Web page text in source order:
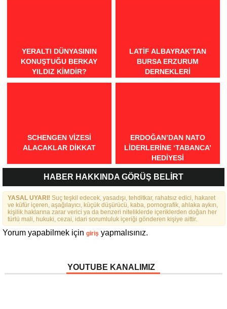
YERALTI DÜNYASININ
KONUŞTUĞU BERKAY
YILDIZ KIMDIR?
LATIF ALBAYRAK’TAN
BURSA ERZURUM
DERNEKLERI
FEDERASYONU İÇIN 25
ÇIKTIK”
SCHENGEN VİZESİ
ALACAKLAR DİKKAT
ERDOĞAN’DAN NATO
LIDERLERINE ‘TABANCA’
HEDIYESI
HABER HAKKINDA GÖRÜŞ BELİRT
YASAL UYARI! Suç teşkil edecek, yasadışı, tehditkar, rahatsız edici, hakaret
ve küfür içeren, aşağılayıcı, küçük düşürücü, kaba, pornografik, ahlaka aykırı,
kişilik haklarına zarar verici ya da benzeri niteliklerde içeriklerden doğan her
türlü mali, hukuki, cezai, idari sorumluluk içeriği gönderen kişiye aittir.
Yorum yapabilmek için giriş yapmalısınız.
YOUTUBE KANALIMIZ